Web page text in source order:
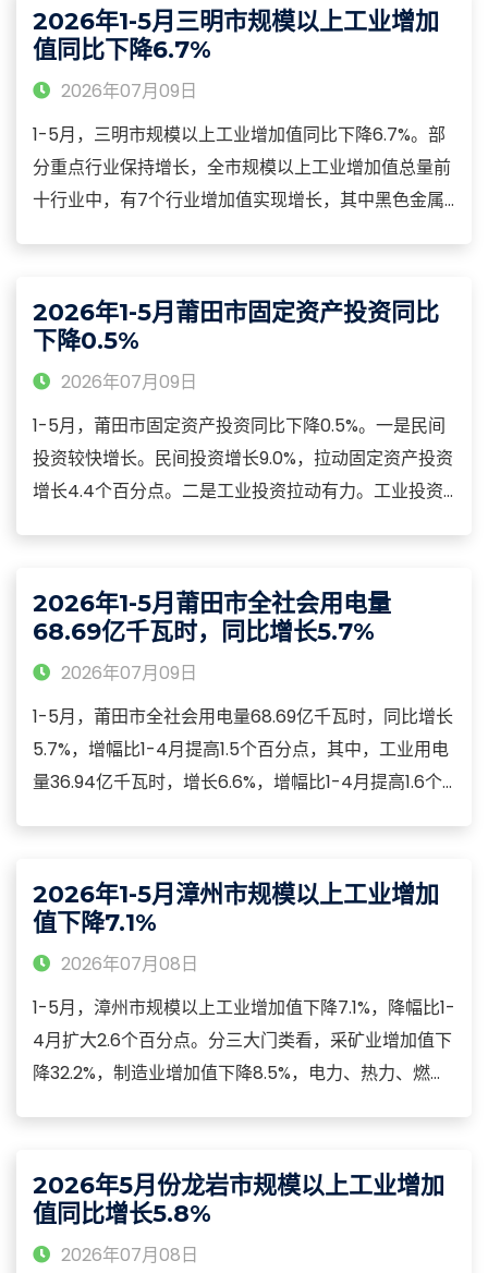
规模以上工业增加值增长6.5个百分点。
2026年1-5月三明市规模以上工业增加
值同比下降6.7%
2026年07月09日
1-5月，三明市规模以上工业增加值同比下降6.7%。部
分重点行业保持增长，全市规模以上工业增加值总量前
十行业中，有7个行业增加值实现增长，其中黑色金属
投资延续较快增长势头，全市高技术产业投资增长
114.7%，其中高技术制造业投资增长71.1%，高技术服务
2026年1-5月莆田市固定资产投资同比
下降0.5%
2026年07月09日
1-5月，莆田市固定资产投资同比下降0.5%。一是民间
投资较快增长。民间投资增长9.0%，拉动固定资产投资
增长4.4个百分点。二是工业投资拉动有力。工业投资
增长。高技术产业投资增长8.6%，拉动固定资产投资增
长0.9个百分点。
2026年1-5月莆田市全社会用电量
68.69亿千瓦时，同比增长5.7%
2026年07月09日
1-5月，莆田市全社会用电量68.69亿千瓦时，同比增长
5.7%，增幅比1-4月提高1.5个百分点，其中，工业用电
量36.94亿千瓦时，增长6.6%，增幅比1-4月提高1.6个
3487.80亿元，增长9.8%。
2026年1-5月漳州市规模以上工业增加
值下降7.1%
2026年07月08日
1-5月，漳州市规模以上工业增加值下降7.1%，降幅比1-
4月扩大2.6个百分点。分三大门类看，采矿业增加值下
降32.2%，制造业增加值下降8.5%，电力、热力、燃气
增加值增长1.1个百分点。
2026年5月份龙岩市规模以上工业增加
值同比增长5.8%
2026年07月08日